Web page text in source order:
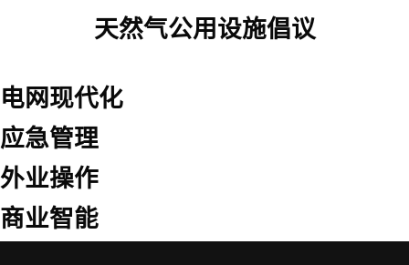
天然气公用设施倡议
电网现代化
应急管理
外业操作
商业智能